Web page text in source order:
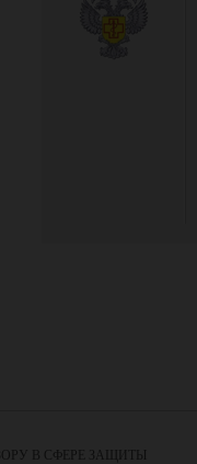
В СФЕРЕ ЗАЩИТЫ